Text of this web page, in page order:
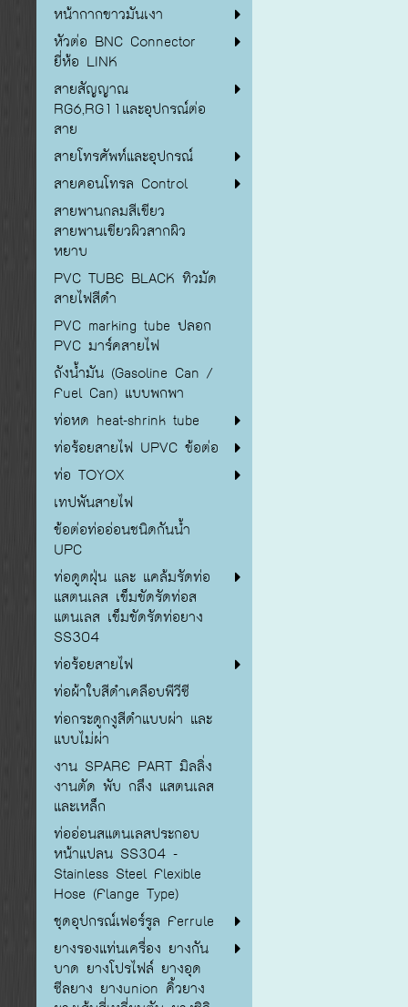
หน้ากากขาวมันเงา
หัวต่อ BNC Connector
ยี่ห้อ LINK
สายสัญญาณ
RG6,RG11และอุปกรณ์ต่อ
สาย
สายโทรศัพท์และอุปกรณ์
สายคอนโทรล Control
สายพานกลมสีเขียว
สายพานเขียวผิวสากผิว
หยาบ
PVC TUBE BLACK ทิวมัด
สายไฟสีดำ
PVC marking tube ปลอก
PVC มาร์คสายไฟ
ถังน้ำมัน (Gasoline Can /
Fuel Can) แบบพกพา
ท่อหด heat-shrink tube
ท่อร้อยสายไฟ UPVC ข้อต่อ
ท่อ TOYOX
เทปพันสายไฟ
ข้อต่อท่ออ่อนชนิดกันน้ำ
UPC
ท่อดูดฝุ่น และ แคล้มรัดท่อ
แสตนเลส เข็มขัดรัดท่อส
แตนเลส เข็มขัดรัดท่อยาง
SS304
ท่อร้อยสายไฟ
ท่อผ้าใบสีดำเคลือบพีวีซี
ท่อกระดูกงูสีดำแบบผ่า และ
แบบไม่ผ่า
งาน SPARE PART มิลลิ่ง
งานตัด พับ กลึง แสตนเลส
และเหล็ก
ท่ออ่อนสแตนเลสประกอบ
หน้าแปลน SS304 -
Stainless Steel Flexible
Hose (Flange Type)
ชุดอุปกรณ์เฟอร์รูล Ferrule
ยางรองแท่นเครื่อง ยางกัน
บาด ยางโปรไฟล์ ยางอุด
ซีลยาง ยางunion คิ้วยาง